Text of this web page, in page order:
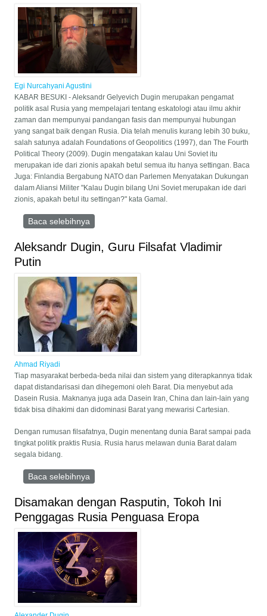
Egi Nurcahyani Agustini
KABAR BESUKI - Aleksandr Gelyevich Dugin merupakan pengamat
politik asal Rusia yang mempelajari tentang eskatologi atau ilmu akhir
zaman dan mempunyai pandangan fasis dan mempunyai hubungan
yang sangat baik dengan Rusia. Dia telah menulis kurang lebih 30 buku,
salah satunya adalah Foundations of Geopolitics (1997), dan The Fourth
Political Theory (2009). Dugin mengatakan kalau Uni Soviet itu
merupakan ide dari zionis apakah betul semua itu hanya settingan. Baca
Juga: Finlandia Bergabung NATO dan Parlemen Menyatakan Dukungan
dalam Aliansi Militer "Kalau Dugin bilang Uni Soviet merupakan ide dari
zionis, apakah betul itu settingan?" kata Gamal.
Baca selebihnya
Eropa dan Merebut Konstantinopel
Aleksandr Dugin, Guru Filsafat Vladimir
Putin
Ahmad Riyadi
Tiap masyarakat berbeda-beda nilai dan sistem yang diterapkannya tidak
dapat distandarisasi dan dihegemoni oleh Barat. Dia menyebut ada
Dasein Rusia. Maknanya juga ada Dasein Iran, China dan lain-lain yang
tidak bisa dihakimi dan didominasi Barat yang mewarisi Cartesian.
Dengan rumusan filsafatnya, Dugin menentang dunia Barat sampai pada
tingkat politik praktis Rusia. Rusia harus melawan dunia Barat dalam
segala bidang.
Baca selebihnya
Disamakan dengan Rasputin, Tokoh Ini
Penggagas Rusia Penguasa Eropa